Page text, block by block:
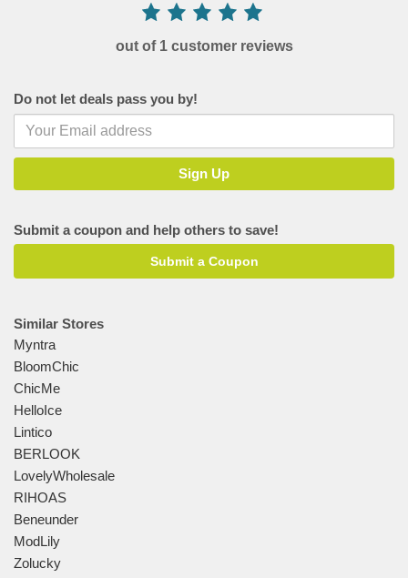
out of 1 customer reviews
Do not let deals pass you by!
Submit a coupon and help others to save!
Submit a Coupon
Similar Stores
Myntra
BloomChic
ChicMe
HelloIce
Lintico
BERLOOK
LovelyWholesale
RIHOAS
Beneunder
ModLily
Zolucky